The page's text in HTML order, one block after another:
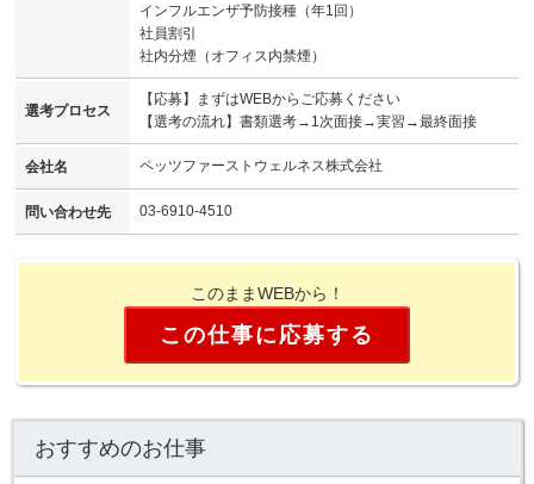
インフルエンザ予防接種（年1回）
社員割引
社内分煙（オフィス内禁煙）
選考プロセス
【応募】まずはWEBからご応募ください
【選考の流れ】書類選考→1次面接→実習→最終面接
会社名 ペッツファーストウェルネス株式会社
問い合わせ先 03-6910-4510
このままWEBから！
この仕事に応募する
おすすめのお仕事